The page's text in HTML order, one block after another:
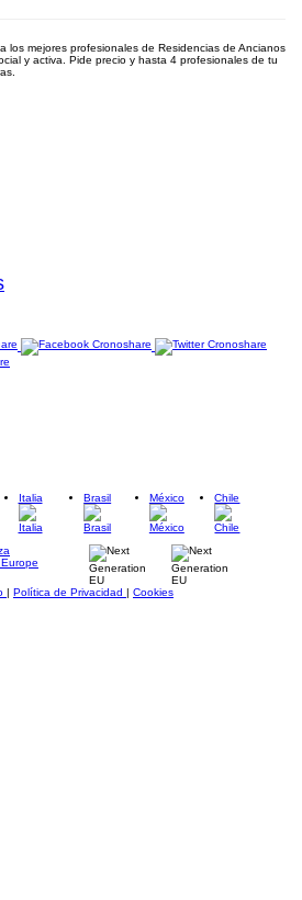
los mejores profesionales de Residencias de Ancianos
y activa. Pide precio y hasta 4 profesionales de tu
Italia Brasil México Chile
| Política de Privacidad | Cookies